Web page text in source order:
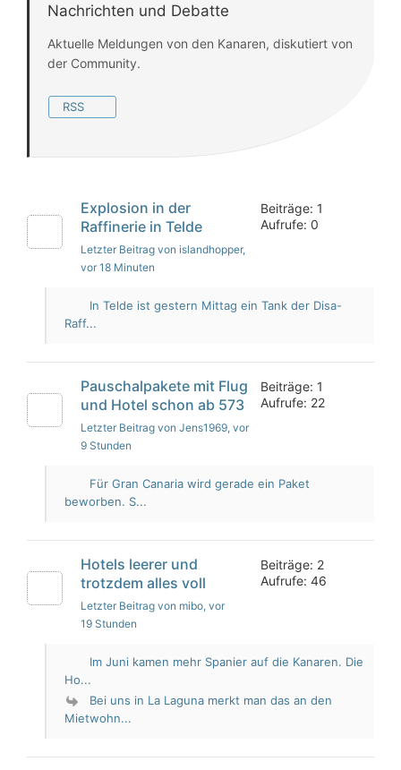
Nachrichten und Debatte
Aktuelle Meldungen von den Kanaren, diskutiert von
der Community.
RSS
Explosion in der
Raffinerie in Telde
Letzter Beitrag von islandhopper,
vor 18 Minuten
Beiträge: 1
Aufrufe: 0
In Telde ist gestern Mittag ein Tank der Disa-
Raff...
Pauschalpakete mit Flug
und Hotel schon ab 573
Letzter Beitrag von Jens1969, vor
9 Stunden
Beiträge: 1
Aufrufe: 22
Für Gran Canaria wird gerade ein Paket
beworben. S...
Hotels leerer und
trotzdem alles voll
Letzter Beitrag von mibo, vor
19 Stunden
Beiträge: 2
Aufrufe: 46
Im Juni kamen mehr Spanier auf die Kanaren. Die
Ho...
Bei uns in La Laguna merkt man das an den
Mietwohn...